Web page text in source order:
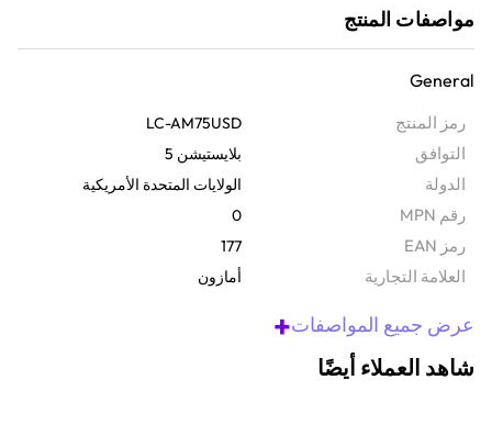
نظرة عامة
أرسل بطاقة الهدايا هذه إلى شخص ما عبر البريد الإلكتروني وفاجئه. يمنحك
هذا الرمز الرقمي إمكانية الوصول إلى الكثير من المنتجات على
الكثير - هناك ما يناسب الجميع. فقط استبدل الرمز على حسابك على
أمازون وابدأ التسوق على الفور؛ لا انتظار ولا متاعب شحن، فقط تسوق
بسهولة.
مواصفات المنتج
General
رمز المنتج LC-AM75USD
التوافق بلايستيشن 5
الدولة الولايات المتحدة الأمريكية
رقم MPN 0
رمز EAN 177
‫العلامة التجارية أمازون
عرض جميع المواصفات+
شاهد العملاء أيضًا